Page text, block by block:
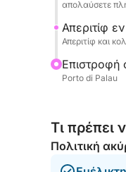
απολαύσετε
Απεριτίφ
Απεριτίφ και
Επιστροφή
Porto di Palau
Τι πρέπει
Πολιτική